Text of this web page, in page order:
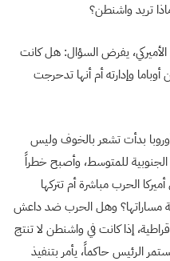
تريد واشنطن؟
يفرض السؤال: هل كانت
وإدارته أم أنها تدحرجت
أوروبا بدأت تشعر بالخوف وليس
للمتوسط، وأصبح خطراً
الحرب مباشرة أم تتركها
مساراتها؟ وهل الحرب ضد داعش
إذا كانت في واشنطن لا تنتج
الرئيس حاكماً، يأمر بتنفيذ